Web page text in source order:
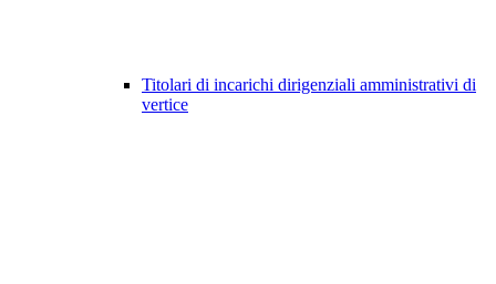
Titolari di incarichi dirigenziali amministrativi di
vertice